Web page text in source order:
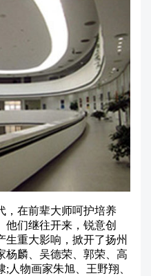
在前辈大师呵护培养
他们继往开来，锐意创
生重大影响，掀开了扬州
杨麟、吴德荣、郭荣、高
人物画家朱旭、王野翔、